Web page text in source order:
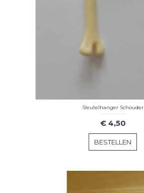
Sleutelhanger Schouder
€ 4,50
BESTELLEN